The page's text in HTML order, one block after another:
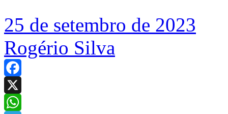
25 de setembro de 2023
Rogério Silva
Facebook
X